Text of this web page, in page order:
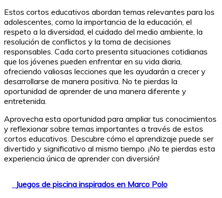
Estos cortos educativos abordan temas relevantes para los
adolescentes, como la importancia de la educación, el
respeto a la diversidad, el cuidado del medio ambiente, la
resolución de conflictos y la toma de decisiones
responsables. Cada corto presenta situaciones cotidianas
que los jóvenes pueden enfrentar en su vida diaria,
ofreciendo valiosas lecciones que les ayudarán a crecer y
desarrollarse de manera positiva. No te pierdas la
oportunidad de aprender de una manera diferente y
entretenida.
Aprovecha esta oportunidad para ampliar tus conocimientos
y reflexionar sobre temas importantes a través de estos
cortos educativos. Descubre cómo el aprendizaje puede ser
divertido y significativo al mismo tiempo. ¡No te pierdas esta
experiencia única de aprender con diversión!
Juegos de piscina inspirados en Marco Polo